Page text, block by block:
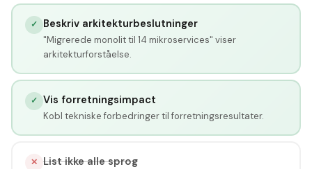
✓ Beskriv arkitekturbeslutninger
"Migrerede monolit til 14 mikroservices" viser
arkitekturforståelse.
✓ Vis forretningsimpact
Kobl tekniske forbedringer til forretningsresultater.
✕ List ikke alle sprog